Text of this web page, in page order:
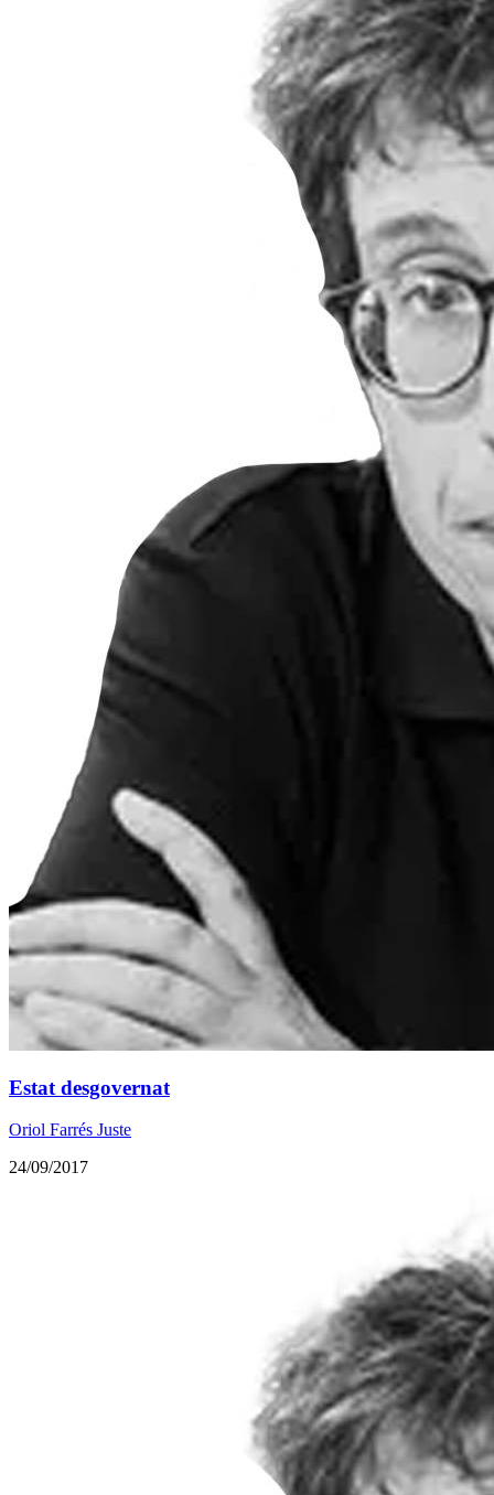
Estat desgovernat
Oriol Farrés Juste
24/09/2017